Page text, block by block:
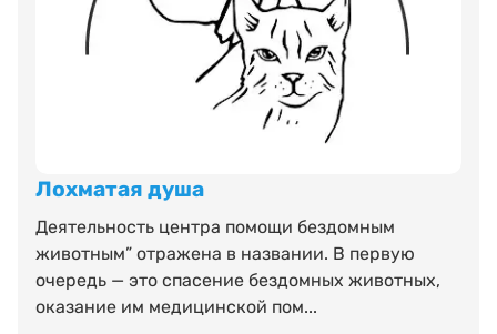
Лохматая душа
Деятельность центра помощи бездомным
животным” отражена в названии. В первую
очередь — это спасение бездомных животных,
оказание им медицинской пом...